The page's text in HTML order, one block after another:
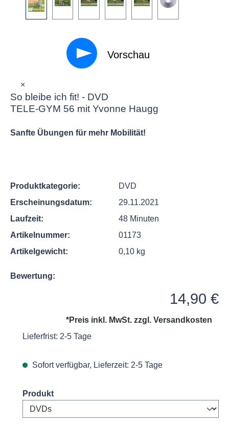
Vorschau
×
So bleibe ich fit! - DVD
TELE-GYM 56 mit Yvonne Haugg
Sanfte Übungen für mehr Mobilität!
Produktkategorie:
DVD
Erscheinungsdatum:
29.11.2021
Laufzeit:
48 Minuten
Artikelnummer:
01173
Artikelgewicht:
0,10 kg
Bewertung:
14,90 €
*Preis inkl. MwSt. zzgl. Versandkosten
Lieferfrist: 2-5 Tage
Sofort verfügbar, Lieferzeit: 2-5 Tage
Select
Produkt